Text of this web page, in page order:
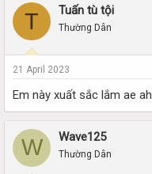
T Tuấn tù tội
Thường Dân
21 April 2023
Em này xuất sắc lắm ae ah
W Wave125
Thường Dân